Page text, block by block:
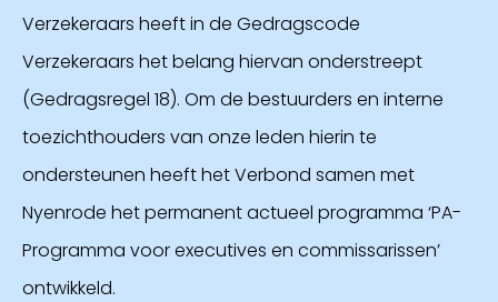
Verzekeraars heeft in de Gedragscode
Verzekeraars het belang hiervan onderstreept
(Gedragsregel 18). Om de bestuurders en interne
toezichthouders van onze leden hierin te
ondersteunen heeft het Verbond samen met
Nyenrode het permanent actueel programma ‘PA-
Programma voor executives en commissarissen’
ontwikkeld.